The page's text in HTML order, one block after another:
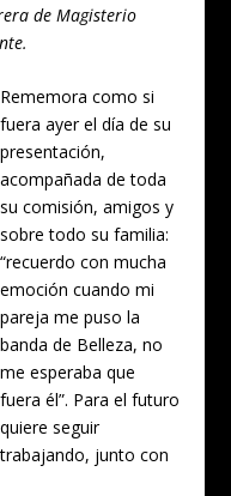
de Magisterio
Rememora como si
fuera ayer el día de su
presentación,
acompañada de toda
su comisión, amigos y
sobre todo su familia:
“recuerdo con mucha
emoción cuando mi
pareja me puso la
banda de Belleza, no
me esperaba que
fuera él”. Para el futuro
quiere seguir
trabajando, junto con